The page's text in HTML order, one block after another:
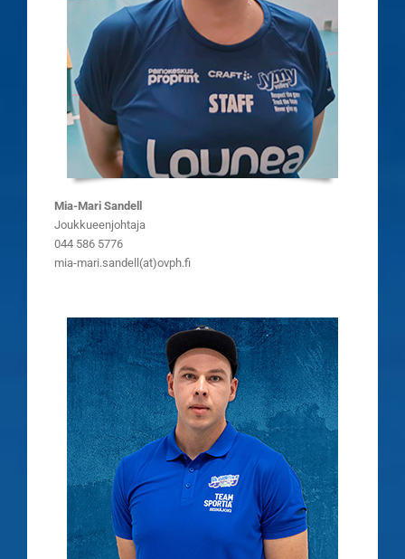
Mia-Mari Sandell
Joukkueenjohtaja
044 586 5776
mia-mari.sandell(at)ovph.fi